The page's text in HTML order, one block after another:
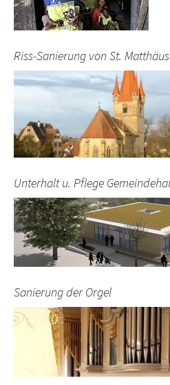
Riss-Sanierung von St. Matthäus
Unterhalt u. Pflege
Sanierung der Orgel